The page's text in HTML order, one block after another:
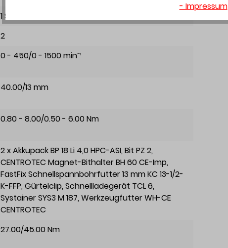
1 Stück
2
0 - 450/0 - 1500 min⁻¹
40.00/13 mm
0.80 - 8.00/0.50 - 6.00 Nm
2 x Akkupack BP 18 Li 4,0 HPC-ASI, Bit PZ 2,
CENTROTEC Magnet-Bithalter BH 60 CE-Imp,
FastFix Schnellspannbohrfutter 13 mm KC 13-1/2-
K-FFP, Gürtelclip, Schnellladegerät TCL 6,
Systainer SYS3 M 187, Werkzeugfutter WH-CE
CENTROTEC
27.00/45.00 Nm
- Impressum